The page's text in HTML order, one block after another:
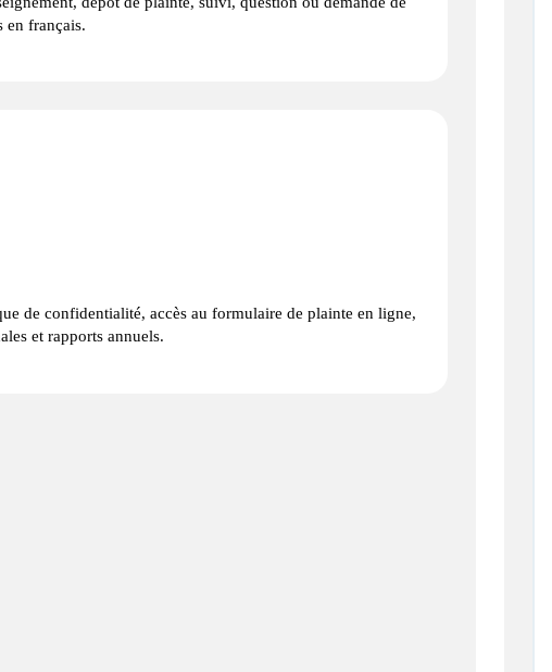
en français.
de confidentialité, accès au formulaire de plainte en ligne,
et rapports annuels.